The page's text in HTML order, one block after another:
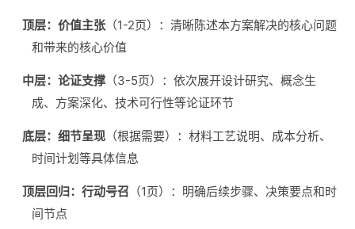
顶层：价值主张 （1-2页）：清晰陈述本方案解决的核心问题
和带来的核心价值
中层：论证支撑 （3-5页）：依次展开设计研究、概念生
成、方案深化、技术可行性等论证环节
底层：细节呈现 （根据需要）：材料工艺说明、成本分析、
时间计划等具体信息
顶层回归：行动号召 （1页）：明确后续步骤、决策要点和时
间节点